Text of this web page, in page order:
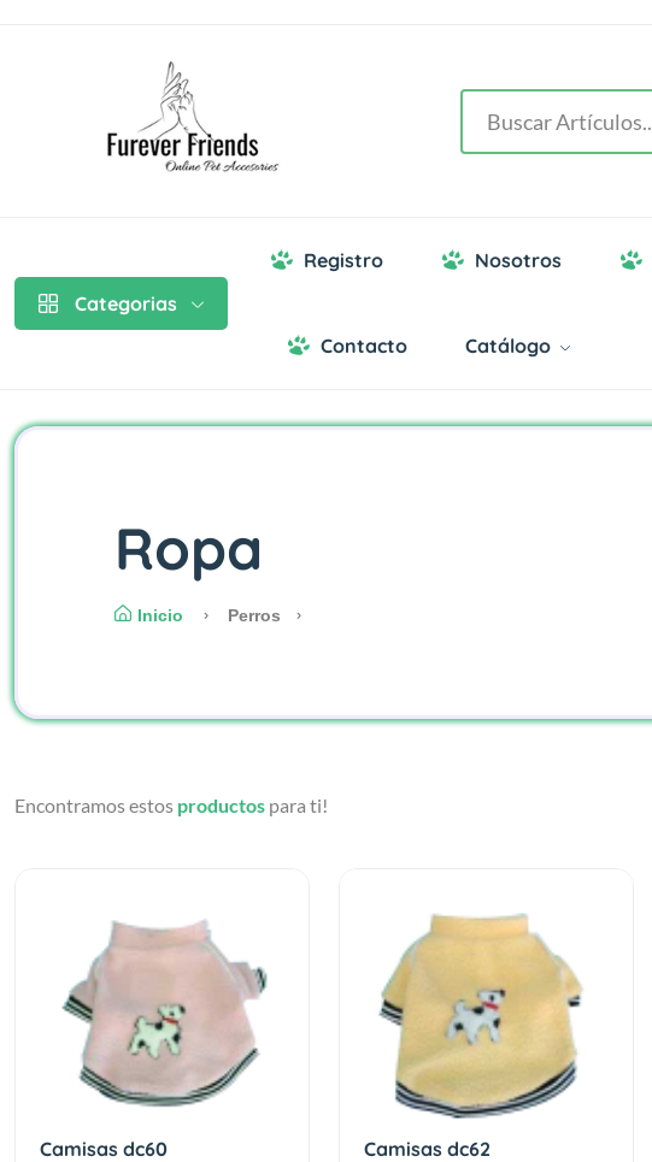
Categorias
Registro Nosotros
Contacto Catálogo
Ropa
Inicio Perros
Encontramos estos productos para ti!
Camisas dc60 Camisas dc62